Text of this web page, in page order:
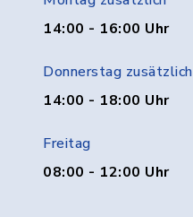
14:00 - 16:00 Uhr
Donnerstag zusätzlich
14:00 - 18:00 Uhr
Freitag
08:00 - 12:00 Uhr